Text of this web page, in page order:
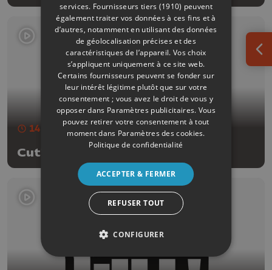
14 min - Publié le 24/06/2026
Cut!
services. Fournisseurs tiers (1910) peuvent
également traiter vos données à ces fins et à
d’autres, notamment en utilisant des données
de géolocalisation précises et des
caractéristiques de l’appareil. Vos choix
s’appliquent uniquement à ce site web.
Certains fournisseurs peuvent se fonder sur
leur intérêt légitime plutôt que sur votre
consentement ; vous avez le droit de vous y
opposer dans Paramètres publicitaires. Vous
pouvez retirer votre consentement à tout
moment dans Paramètres des cookies.
Politique de confidentialité
ACCEPTER & FERMER
REFUSER TOUT
CONFIGURER